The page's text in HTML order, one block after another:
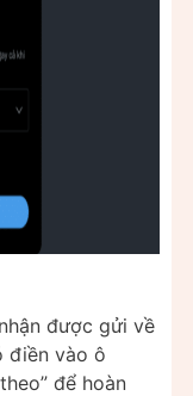
được gửi về
điền vào ô
để hoàn